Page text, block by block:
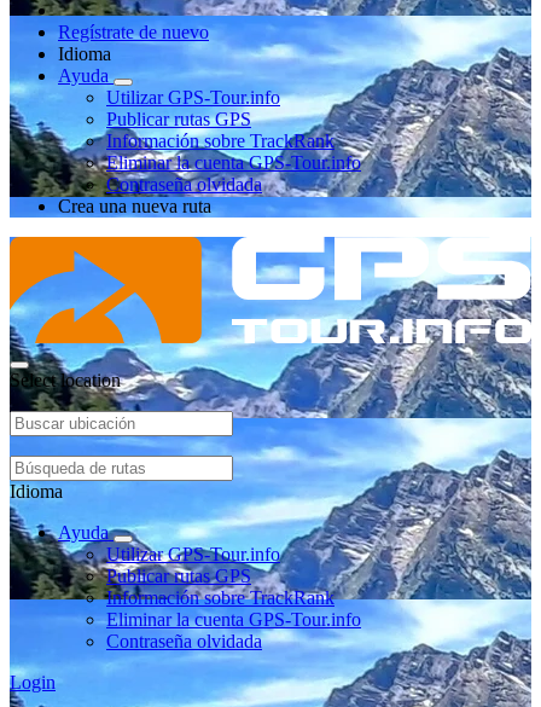
Regístrate de nuevo
Idioma
Ayuda
Utilizar GPS-Tour.info
Publicar rutas GPS
Información sobre TrackRank
Eliminar la cuenta GPS-Tour.info
Contraseña olvidada
Crea una nueva ruta
Select location
Idioma
Ayuda
Utilizar GPS-Tour.info
Publicar rutas GPS
Información sobre TrackRank
Eliminar la cuenta GPS-Tour.info
Contraseña olvidada
Login